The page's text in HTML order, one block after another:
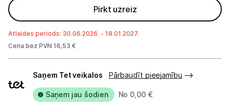
Zāles pļāvēji roboti
Sadzīves tehnika
Skaistumkopšana
Pirkt uzreiz
Atlaides periods: 30.06.2026. - 18.01.2027.
Cena bez PVN 16,53 €
veidi
Saņem Tet veikalos Pārbaudīt pieejamību
Saņem jau šodien No 0,00 €